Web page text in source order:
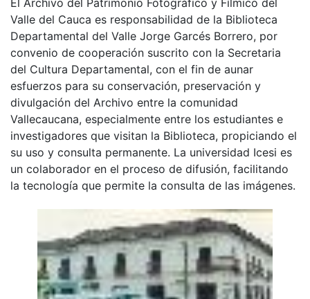
Valle del Cauca es responsabilidad de la Biblioteca
Departamental del Valle Jorge Garcés Borrero, por
convenio de cooperación suscrito con la Secretaria
del Cultura Departamental, con el fin de aunar
esfuerzos para su conservación, preservación y
divulgación del Archivo entre la comunidad
Vallecaucana, especialmente entre los estudiantes e
investigadores que visitan la Biblioteca, propiciando el
su uso y consulta permanente. La universidad Icesi es
un colaborador en el proceso de difusión, facilitando
la tecnología que permite la consulta de las imágenes.